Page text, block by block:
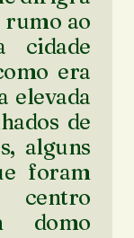
rumo ao
cidade
era
elevada
de
alguns
foram
domo